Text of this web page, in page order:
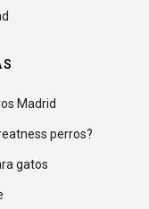
Madrid
perros?
gatos